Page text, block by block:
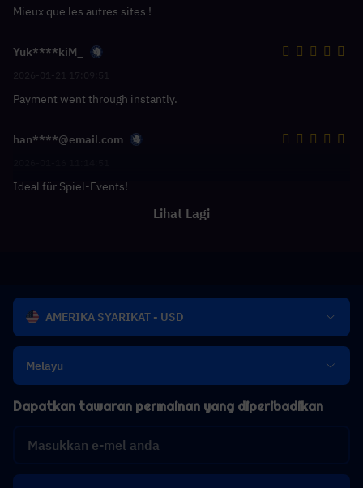
Mieux que les autres sites !
Yuk****kiM_
Payment went through instantly.
han****@email.com
Ideal für Spiel-Events!
Lihat Lagi
AMERIKA SYARIKAT - USD
Melayu
Dapatkan tawaran permainan yang diperibadikan